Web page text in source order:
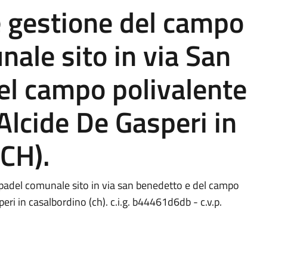
del campo
sito in via San
campo polivalente
De Gasperi in
comunale sito in via san benedetto e del campo
in casalbordino (ch). c.i.g. b44461d6db - c.v.p.